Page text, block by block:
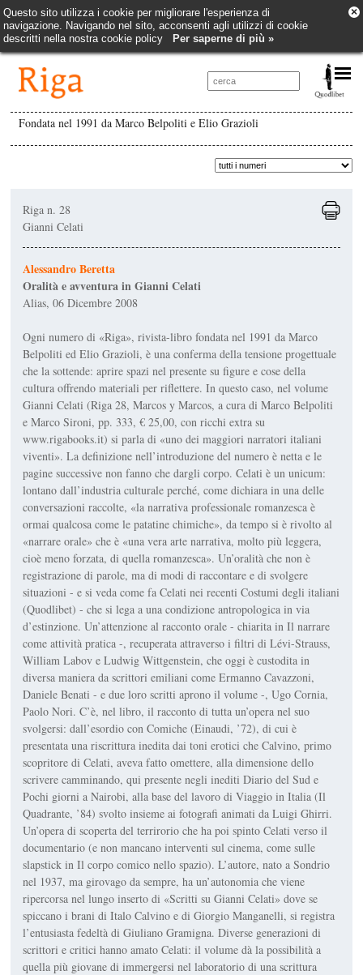
Questo sito utilizza i cookie per migliorare l'esperienza di
navigazione. Navigando nel sito, acconsenti agli utilizzi di cookie
descritti nella nostra cookie policy
Per saperne di più »
×
Fondata nel 1991 da Marco Belpoliti e Elio Grazioli
Riga n. 28
Gianni Celati
Alessandro Beretta
Oralità e avventura in Gianni Celati
Alias, 06 Dicembre 2008
Ogni numero di «Riga», rivista-libro fondata nel 1991 da Marco
Belpoliti ed Elio Grazioli, è una conferma della tensione progettuale
che la sottende: aprire spazi nel presente su figure e cose della
cultura offrendo materiali per riflettere. In questo caso, nel volume
Gianni Celati (Riga 28, Marcos y Marcos, a cura di Marco Belpoliti
e Marco Sironi, pp. 333, € 25,00, con ricchi extra su
www.rigabooks.it) si parla di «uno dei maggiori narratori italiani
viventi». La definizione nell’introduzione del numero è netta e le
pagine successive non fanno che dargli corpo. Celati è un unicum:
lontano dall’industria culturale perché, come dichiara in una delle
conversazioni raccolte, «la narrativa professionale romanzesca è
ormai qualcosa come le patatine chimiche», da tempo si è rivolto al
«narrare orale» che è «una vera arte narrativa, molto più leggera,
cioè meno forzata, di quella romanzesca». Un’oralità che non è
registrazione di parole, ma di modi di raccontare e di svolgere
situazioni - e si veda come fa Celati nei recenti Costumi degli italiani
(Quodlibet) - che si lega a una condizione antropologica in via
d’estinzione. Un’attenzione al racconto orale - chiarita in Il narrare
come attività pratica -, recuperata attraverso i filtri di Lévi-Strauss,
William Labov e Ludwig Wittgenstein, che oggi è custodita in
diversa maniera da scrittori emiliani come Ermanno Cavazzoni,
Daniele Benati - e due loro scritti aprono il volume -, Ugo Cornia,
Paolo Nori. C’è, nel libro, il racconto di tutta un’opera nel suo
svolgersi: dall’esordio con Comiche (Einaudi, ’72), di cui è
presentata una riscrittura inedita dai toni erotici che Calvino, primo
scopritore di Celati, aveva fatto omettere, alla dimensione dello
scrivere camminando, qui presente negli inediti Diario del Sud e
Pochi giorni a Nairobi, alla base del lavoro di Viaggio in Italia (Il
Quadrante, ’84) svolto insieme ai fotografi animati da Luigi Ghirri.
Un’opera di scoperta del terrirorio che ha poi spinto Celati verso il
documentario (e non mancano interventi sul cinema, come sulle
slapstick in Il corpo comico nello spazio). L’autore, nato a Sondrio
nel 1937, ma girovago da sempre, ha un’autonomia che viene
ripercorsa nel lungo inserto di «Scritti su Gianni Celati» dove se
spiccano i brani di Italo Calvino e di Giorgio Manganelli, si registra
l’entusiasta fedeltà di Giuliano Gramigna. Diverse generazioni di
scrittori e critici hanno amato Celati: il volume dà la possibilità a
quella più giovane di immergersi nel laboratorio di una scrittura